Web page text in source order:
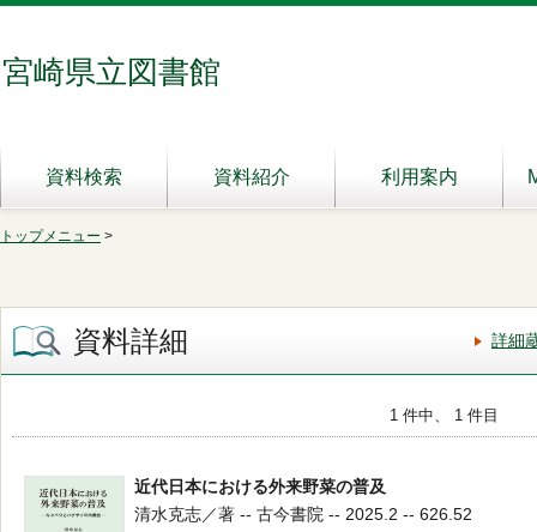
宮崎県立図書館
資料検索 資料紹介 利用案内
トップメニュー >
資料詳細 詳細
1 件中、 1 件目
近代日本における外来野菜の普及
清水克志／著 -- 古今書院 -- 2025.2 -- 626.52